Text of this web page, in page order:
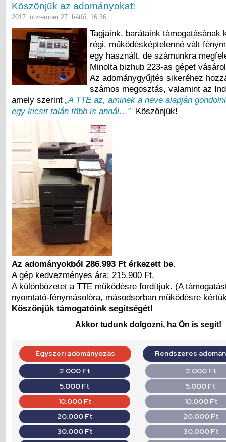
Köszönjük az adományokat!
2017. november 27. hétfő, 16:36
Tagjaink, barátaink támogatásának
régi, működésképtelenné vált
egy használt, de számunkra
Minolta bizhub 223-as gépet
Az adománygyűjtés sikeréhez
számos megosztás, valamint az
amely szerint „A TTE az, aminek a neve alapján
egy kicsit talán több is annál…” Köszönjük!
Az adományokból 286.993 Ft érkezett be.
A gép kedvezményes ára: 215.900 Ft.
A különbözetet a TTE működésre fordítjuk. (A
nyomtató-fénymásolóra, másodsorban működésre
Köszönjük támogatóink segítségét!
Akkor tudunk dolgozni, ha Ön is segít!